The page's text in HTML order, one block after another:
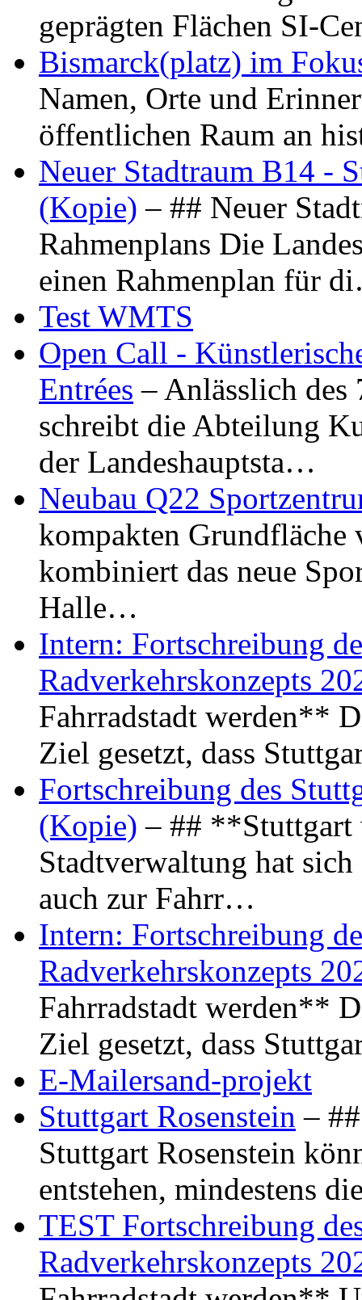
geprägten Flächen SI-
Bismarck(platz) im
Namen, Orte und
öffentlichen Raum an
Neuer Stadtraum B14 -
(Kopie) – ## Neuer
Rahmenplans Die
einen Rahmenplan für
Test WMTS
Open Call -
Entrées – Anlässlich
schreibt die Abteilung
der Landeshauptsta…
Neubau Q22
kompakten Grundfläche
kombiniert das neue
Halle…
Intern: Fortschreibung
Radverkehrskonzepts
Fahrradstadt werden**
Ziel gesetzt, dass
Fortschreibung des
(Kopie) – ## **Stuttgart
Stadtverwaltung hat
auch zur Fahrr…
Intern: Fortschreibung
Radverkehrskonzepts
Fahrradstadt werden**
Ziel gesetzt, dass
E-Mailersand-projekt
Stuttgart Rosenstein –
Stuttgart Rosenstein
entstehen, mindestens
TEST Fortschreibung
Radverkehrskonzepts